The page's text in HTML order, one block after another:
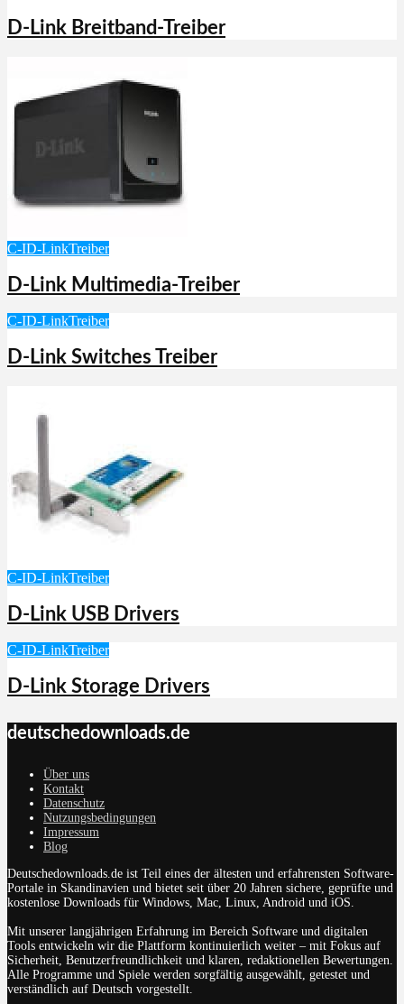
D-Link Breitband-Treiber
C-ID-LinkTreiber
D-Link Multimedia‑Treiber
C-ID-LinkTreiber
D-Link Switches Treiber
C-ID-LinkTreiber
D-Link USB Drivers
C-ID-LinkTreiber
D-Link Storage Drivers
deutschedownloads.de
Über uns
Kontakt
Datenschutz
Nutzungsbedingungen
Impressum
Blog
Deutschedownloads.de ist Teil eines der ältesten und erfahrensten Software-
Portale in Skandinavien und bietet seit über 20 Jahren sichere, geprüfte und
kostenlose Downloads für Windows, Mac, Linux, Android und iOS.
Mit unserer langjährigen Erfahrung im Bereich Software und digitalen
Tools entwickeln wir die Plattform kontinuierlich weiter – mit Fokus auf
Sicherheit, Benutzerfreundlichkeit und klaren, redaktionellen Bewertungen.
Alle Programme und Spiele werden sorgfältig ausgewählt, getestet und
verständlich auf Deutsch vorgestellt.